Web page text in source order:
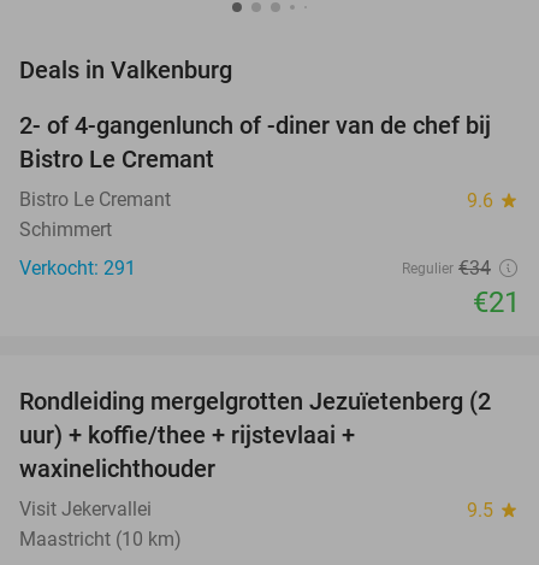
Deals in Valkenburg
38%
2- of 4-gangenlunch of -diner van de chef bij
Bistro Le Cremant
Bistro Le Cremant 9.6 star
Schimmert
Verkocht: 291
Regulier €34
€21
25%
Rondleiding mergelgrotten Jezuïetenberg (2
uur) + koffie/thee + rijstevlaai +
waxinelichthouder
Visit Jekervallei 9.5 star
Maastricht (10 km)